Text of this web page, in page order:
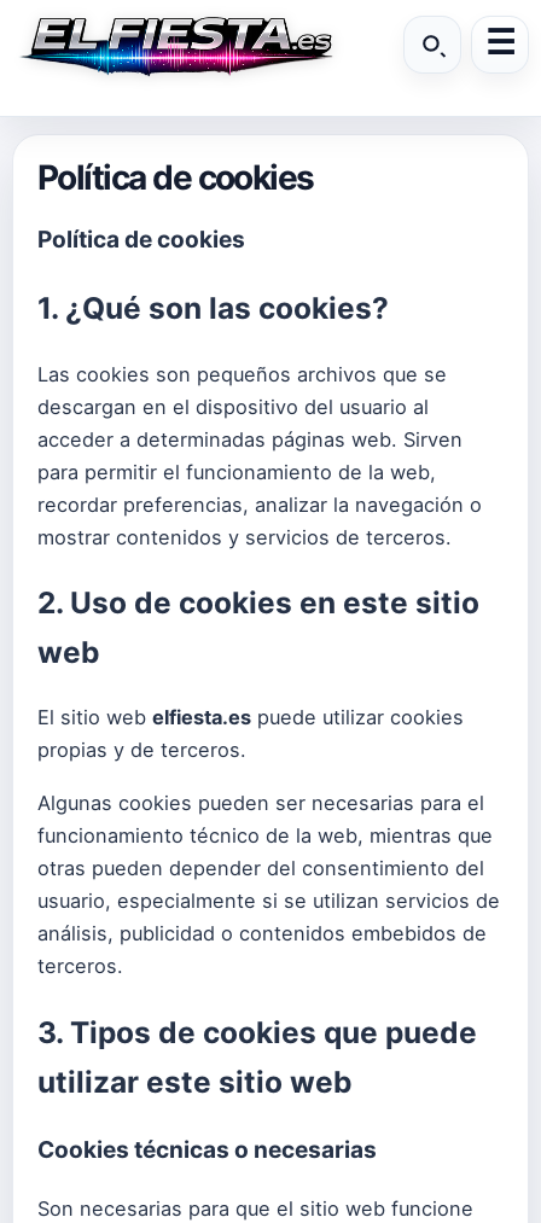
Política de cookies
Política de cookies
1. ¿Qué son las cookies?
Las cookies son pequeños archivos que se
descargan en el dispositivo del usuario al
acceder a determinadas páginas web. Sirven
para permitir el funcionamiento de la web,
recordar preferencias, analizar la navegación o
mostrar contenidos y servicios de terceros.
2. Uso de cookies en este sitio
web
El sitio web elfiesta.es puede utilizar cookies
propias y de terceros.
Algunas cookies pueden ser necesarias para el
funcionamiento técnico de la web, mientras que
otras pueden depender del consentimiento del
usuario, especialmente si se utilizan servicios de
análisis, publicidad o contenidos embebidos de
terceros.
3. Tipos de cookies que puede
utilizar este sitio web
Cookies técnicas o necesarias
Son necesarias para que el sitio web funcione